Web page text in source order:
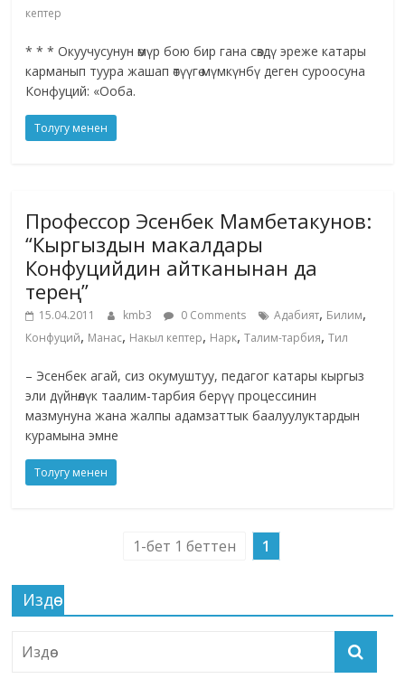
кептер
* * * Окуучусунун өмүр бою бир гана сөздү эреже катары
карманып туура жашап өтүүгө мүмкүнбү деген суроосуна
Конфуций: «Ооба.
Толугу менен
Профессор Эсенбек Мамбетакунов:
“Кыргыздын макалдары
Конфуцийдин айтканынан да
терең”
15.04.2011 kmb3 0 Comments Адабият, Билим,
Конфуций, Манас, Накыл кептер, Нарк,Талим-тарбия,Тил
– Эсенбек агай, сиз окумуштуу, педагог катары кыргыз
эли дүйнөлүк таалим-тарбия берүү процессинин
мазмунуна жана жалпы адамзаттык баалуулуктардын
курамына эмне
Толугу менен
1-бет 1 беттен 1
Издөө